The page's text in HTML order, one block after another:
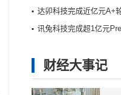
达卯科技完成近亿元A+
财经大事记